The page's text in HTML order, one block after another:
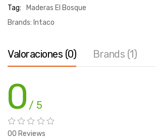
Tag:
Maderas El Bosque
Brands: Intaco
Valoraciones (0) Brands (1)
0 / 5
00 Reviews